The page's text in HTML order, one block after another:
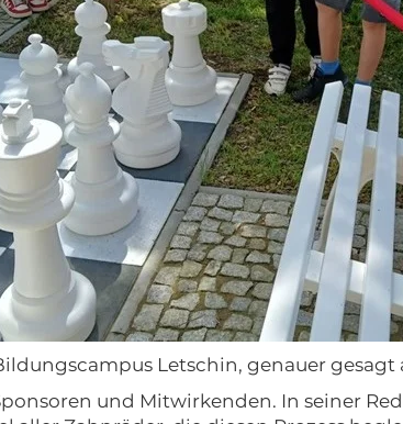
Letschin, genauer
und Mitwirkenden. In seiner